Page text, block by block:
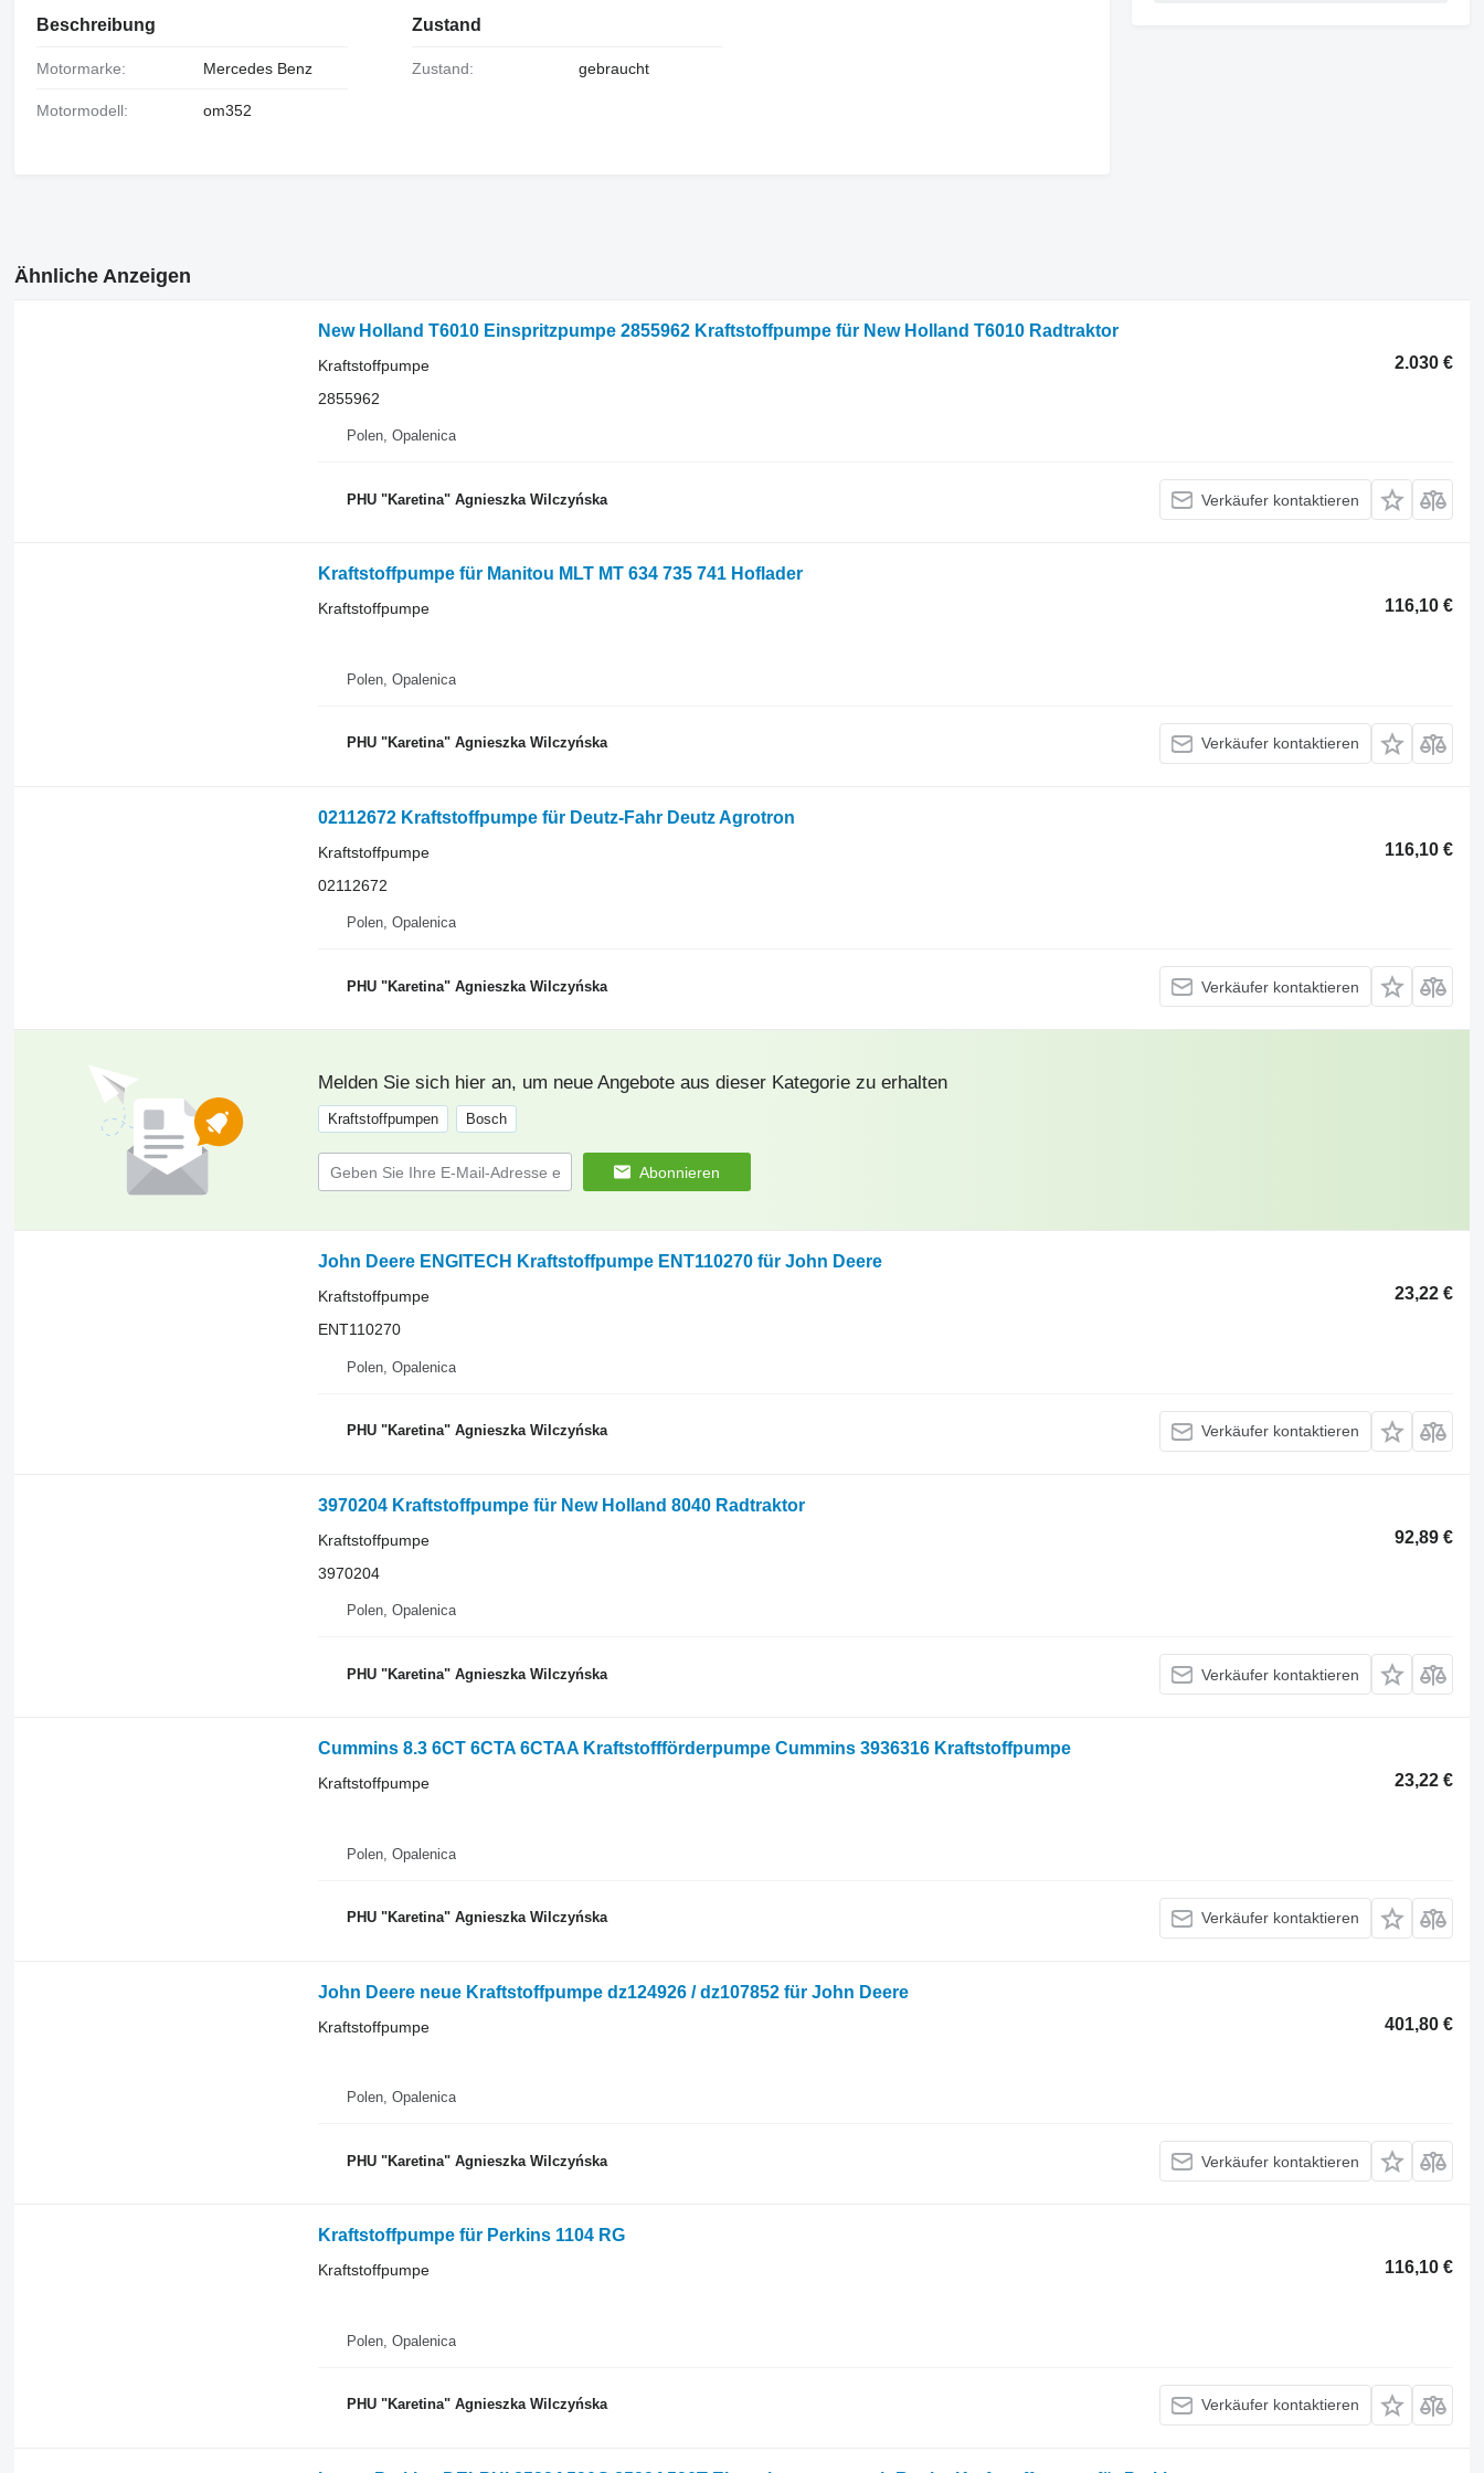
Beschreibung
Motormarke: Mercedes Benz
Motormodell: om352
Zustand
Zustand: gebraucht
Ähnliche Anzeigen
New Holland T6010 Einspritzpumpe 2855962 Kraftstoffpumpe für New Holland T6010 Radtraktor
2.030 €
Kraftstoffpumpe
2855962
Polen, Opalenica
PHU "Karetina" Agnieszka Wilczyńska Verkäufer kontaktieren
Kraftstoffpumpe für Manitou MLT MT 634 735 741 Hoflader
116,10 €
Kraftstoffpumpe
Polen, Opalenica
PHU "Karetina" Agnieszka Wilczyńska Verkäufer kontaktieren
02112672 Kraftstoffpumpe für Deutz-Fahr Deutz Agrotron
116,10 €
Kraftstoffpumpe
02112672
Polen, Opalenica
PHU "Karetina" Agnieszka Wilczyńska Verkäufer kontaktieren
Melden Sie sich hier an, um neue Angebote aus dieser Kategorie zu erhalten
Kraftstoffpumpen Bosch
Abonnieren
John Deere ENGITECH Kraftstoffpumpe ENT110270 für John Deere
23,22 €
Kraftstoffpumpe
ENT110270
Polen, Opalenica
PHU "Karetina" Agnieszka Wilczyńska Verkäufer kontaktieren
3970204 Kraftstoffpumpe für New Holland 8040 Radtraktor
92,89 €
Kraftstoffpumpe
3970204
Polen, Opalenica
PHU "Karetina" Agnieszka Wilczyńska Verkäufer kontaktieren
Cummins 8.3 6CT 6CTA 6CTAA Kraftstoffförderpumpe Cummins 3936316 Kraftstoffpumpe
23,22 €
Kraftstoffpumpe
Polen, Opalenica
PHU "Karetina" Agnieszka Wilczyńska Verkäufer kontaktieren
John Deere neue Kraftstoffpumpe dz124926 / dz107852 für John Deere
401,80 €
Kraftstoffpumpe
Polen, Opalenica
PHU "Karetina" Agnieszka Wilczyńska Verkäufer kontaktieren
Kraftstoffpumpe für Perkins 1104 RG
116,10 €
Kraftstoffpumpe
Polen, Opalenica
PHU "Karetina" Agnieszka Wilczyńska Verkäufer kontaktieren